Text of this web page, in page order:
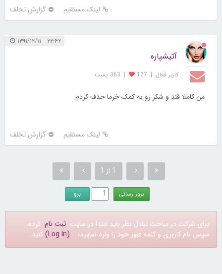
لینک مستقیم گزارش تخلف
۲۲:۴۲ ۱۳۹۱/۱۲/۱۱
آتیشپاره
کاربر فعال |
177
| 363 پست
من کاملا قند و شکر رو به کمک خرما حذف کردم
لینک مستقیم گزارش تخلف
1 از 1
برای شرکت در مباحث تبادل نظر باید ابتدا در سایت ثبت نام کرده،
سپس نام کاربری و کلمه عبور خود را وارد نمایید؛ (Log In) کنید.